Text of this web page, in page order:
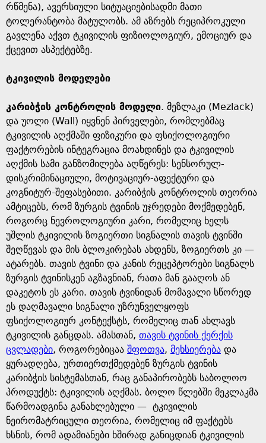
რწმენა), ავერსიული სიტუაციებისადმი მათი
ტოლერანტობა მატულობს. ამ აზრებს რეციპროკული
გავლენა აქვთ ტკივილის ფიზიოლოგიურ, ემოციურ და
ქცევით ასპექტებზე.
ტკივილის მოდელები
კარიბჭის კონტროლის მოდელი. მეზლაკი (Mezlack)
და უოლი (Wall) იყვნენ პირველები, რომლებმაც
ტკივილის აღქმაში ფიზიკური და ფსიქოლოგიური
ფაქტორების ინტეგრაცია მოახდინეს და ტკივილის
აღქმის სამი განზომილება აღწერეს: სენსორულ-
დისკრიმინაციული, მოტივაციურ-აფექტური და
კოგნიტურ-შეფასებითი. კარიბჭის კონტროლის თეორია
ამტიცებს, რომ ზურგის ტვინის უჯრედები მოქმედებენ,
როგორც ნევროლოგიური კარი, რომელიც ხელს
უშლის ტკივილის ზოგიერთი სიგნალის თავის ტვინში
შეღწევას და მის ბლოკირებას ახდენს, ზოგიერთს კი —
ატარებს. თავის ტვინი და კანის რეცეპტორები სიგნალს
ზურგის ტვინისკენ აგზავნიან, რათა მან გააღოს ან
დაკეტოს ეს კარი. თავის ტვინიდან მომავალი სწორედ
ეს დაღმავალი სიგნალი უზრუნველყოფს
ფსიქოლოგიურ კონტექსტს, რომელიც თან ახლავს
ტკივილის განცდას. ამასთან, თავის ტვინის ქერქის
ცვლადები, როგორებიცაა შფოთვა, მეხსიერება და
ყურადღება, ურთიერთქმედებენ ზურგის ტვინის
კარიბჭის სისტემასთან, რაც განაპირობებს საბოლოო
პროდუქტს: ტკივილის აღქმას. ბოლო წლებში მეკლაკმა
წარმოადგინა განახლებული — ტკივილის
ნეირომატრიცული თეორია, რომელიც იმ ფაქტებს
ხსნის, რომ ადამიანები ხშირად განიცდიან ტკივილის